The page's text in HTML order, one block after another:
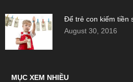
Để trẻ con kiếm tiền
August 30, 2016
MỤC XEM NHIỀU